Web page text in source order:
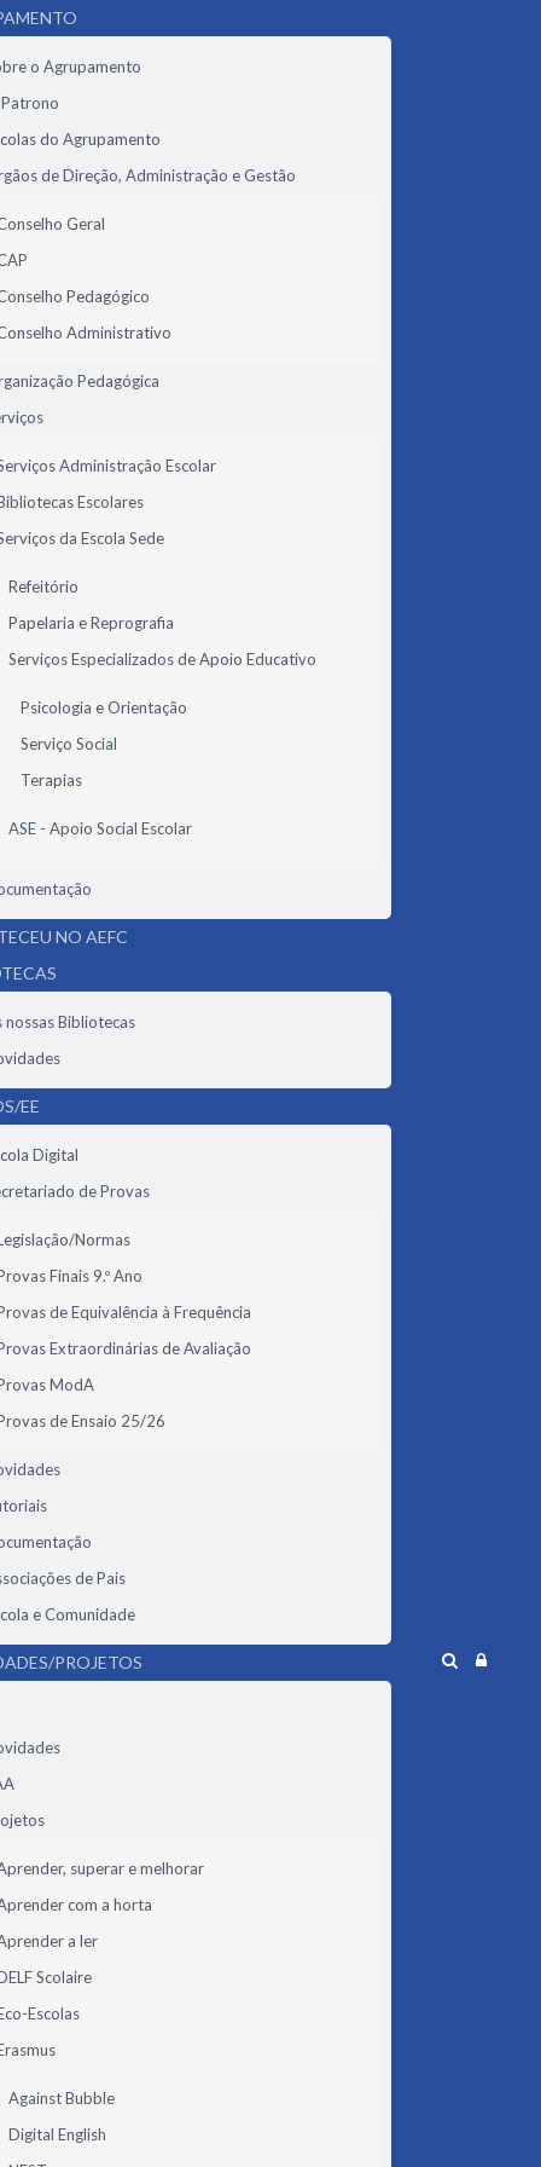
o Agrupamento
do Agrupamento
de Direção, Administração e Gestão
Geral
Pedagógico
Administrativo
Pedagógica
Administração Escolar
Escolares
da Escola Sede
Refeitório
Papelaria e Reprografia
Serviços Especializados de Apoio Educativo
Psicologia e Orientação
Serviço Social
Terapias
ASE - Apoio Social Escolar
NO AEFC
nossas Bibliotecas
EE
Digital
de Provas
Normas
Finais 9.º Ano
de Equivalência à Frequência
Extraordinárias de Avaliação
ModA
de Ensaio 25/26
de Pais
e Comunidade
PROJETOS
superar e melhorar
com a horta
a ler
Scolaire
Escolas
Against Bubble
Digital English